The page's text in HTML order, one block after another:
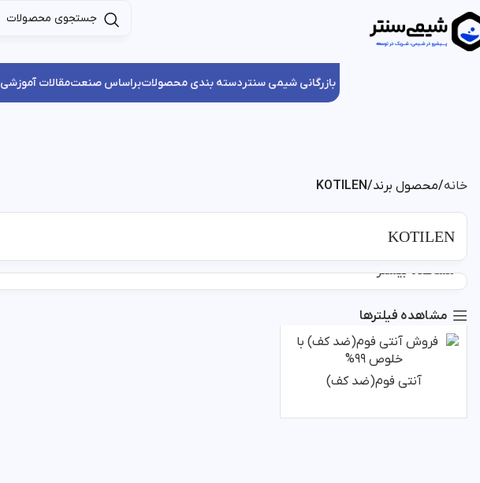
بازرگانی شیمی سنتر دسته بندی محصولاتبراساس صنعتمقالات آموزشی
خانه محصول برند KOTILEN
KOTILEN
مشاهده بیشتر
مشاهده فیلترها
آنتی فوم(ضد کف)